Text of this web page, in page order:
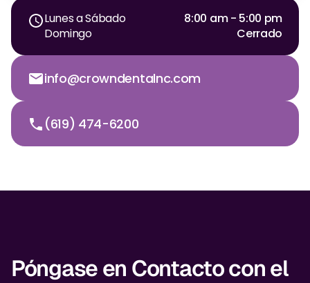
Lunes a Sábado
8:00 am - 5:00 pm
Domingo
Cerrado
info@crowndentalnc.com
(619) 474-6200
Póngase en Contacto con el